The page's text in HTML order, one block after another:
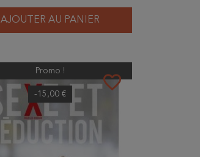
AJOUTER AU PANIER
favorite_border
Promo !
-15,00 €